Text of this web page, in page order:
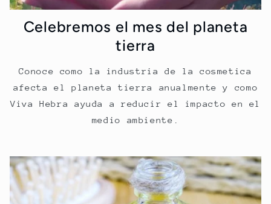
Celebremos el mes del planeta
tierra
Conoce como la industria de la cosmetica
afecta el planeta tierra anualmente y como
Viva Hebra ayuda a reducir el impacto en el
medio ambiente.